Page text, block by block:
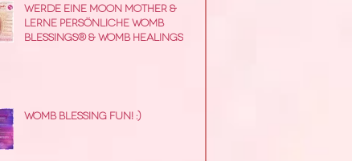
Werde eine Moon Mother &
lerne persönliche Womb
Blessings® & Womb Healings
Womb Blessing Fun! :)